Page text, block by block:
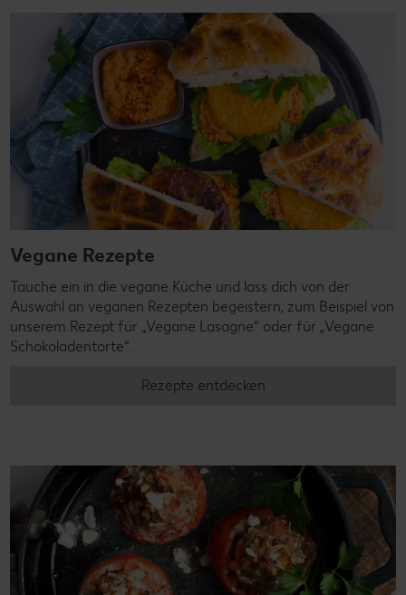
Vegane Rezepte
Tauche ein in die vegane Küche und lass dich von der
Auswahl an veganen Rezepten begeistern, zum Beispiel von
unserem Rezept für „Vegane Lasagne“ oder für „Vegane
Schokoladentorte“.
Rezepte entdecken